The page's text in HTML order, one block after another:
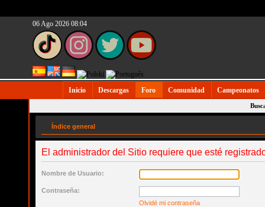
06 Ago 2026 08:04
Inicio Descargas Foro Comunidad Campeonatos
Índice general
El administrador del Sitio requiere que esté
Nombre de Usuario:
Contraseña:
Olvidé mi contraseña